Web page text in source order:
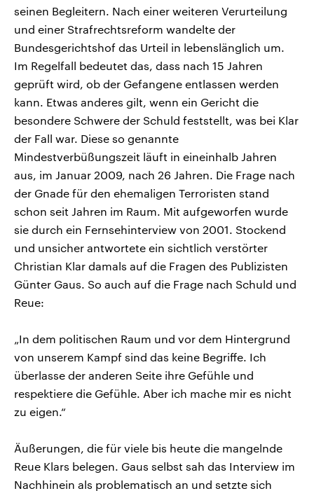
seinen Begleitern. Nach einer weiteren Verurteilung
und einer Strafrechtsreform wandelte der
Bundesgerichtshof das Urteil in lebenslänglich um.
Im Regelfall bedeutet das, dass nach 15 Jahren
geprüft wird, ob der Gefangene entlassen werden
kann. Etwas anderes gilt, wenn ein Gericht die
besondere Schwere der Schuld feststellt, was bei Klar
der Fall war. Diese so genannte
Mindestverbüßungszeit läuft in eineinhalb Jahren
aus, im Januar 2009, nach 26 Jahren. Die Frage nach
der Gnade für den ehemaligen Terroristen stand
schon seit Jahren im Raum. Mit aufgeworfen wurde
sie durch ein Fernsehinterview von 2001. Stockend
und unsicher antwortete ein sichtlich verstörter
Christian Klar damals auf die Fragen des Publizisten
Günter Gaus. So auch auf die Frage nach Schuld und
Reue:
„In dem politischen Raum und vor dem Hintergrund
von unserem Kampf sind das keine Begriffe. Ich
überlasse der anderen Seite ihre Gefühle und
respektiere die Gefühle. Aber ich mache mir es nicht
zu eigen.“
Äußerungen, die für viele bis heute die mangelnde
Reue Klars belegen. Gaus selbst sah das Interview im
Nachhinein als problematisch an und setzte sich